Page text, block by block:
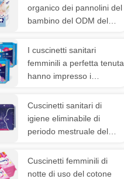
organico dei pannolini del
bambino del ODM del
pannolino ha approvato
I cuscinetti sanitari
femminili a perfetta tenuta
hanno impresso i
periodo per le donne
Cuscinetti sanitari di
igiene eliminabile di
periodo mestruale del
di notte delle donne
Cuscinetti femminili di
notte di uso del cotone